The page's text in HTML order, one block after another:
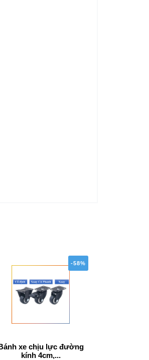
-58%
xe chịu lực đường
kính 4cm,...